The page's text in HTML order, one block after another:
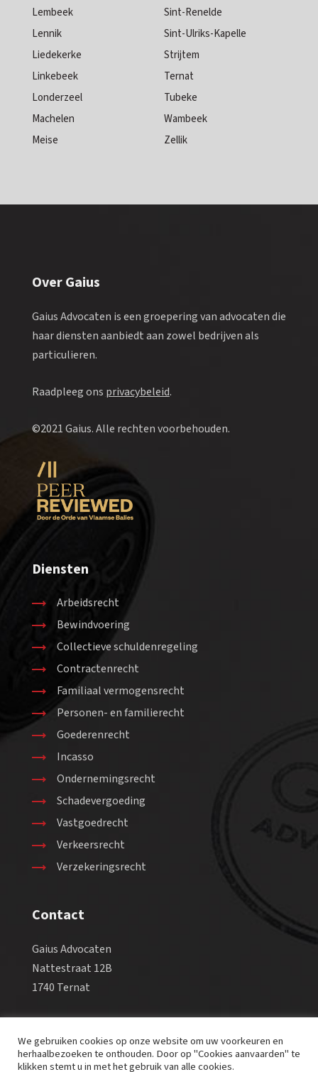
Lembeek
Lennik
Liedekerke
Linkebeek
Londerzeel
Machelen
Meise
Sint-Renelde
Sint-Ulriks-Kapelle
Strijtem
Ternat
Tubeke
Wambeek
Zellik
Over Gaius
Gaius Advocaten is een groepering van advocaten die
haar diensten aanbiedt aan zowel bedrijven als
particulieren.
Raadpleeg ons privacybeleid.
©2021 Gaius. Alle rechten voorbehouden.
Diensten
Arbeidsrecht
Bewindvoering
Collectieve schuldenregeling
Contractenrecht
Familiaal vermogensrecht
Personen- en familierecht
Goederenrecht
Incasso
Ondernemingsrecht
Schadevergoeding
Vastgoedrecht
Verkeersrecht
Verzekeringsrecht
Contact
Gaius Advocaten
Nattestraat 12B
1740 Ternat
Fax +32 2 569 38 90
Email info@gaius-law.eu
We gebruiken cookies op onze website om uw voorkeuren en
herhaalbezoeken te onthouden. Door op "Cookies aanvaarden" te
klikken stemt u in met het gebruik van alle cookies.